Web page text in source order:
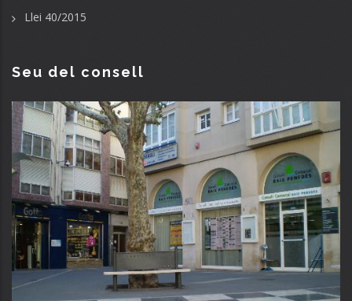
Llei 40/2015
Seu del consell